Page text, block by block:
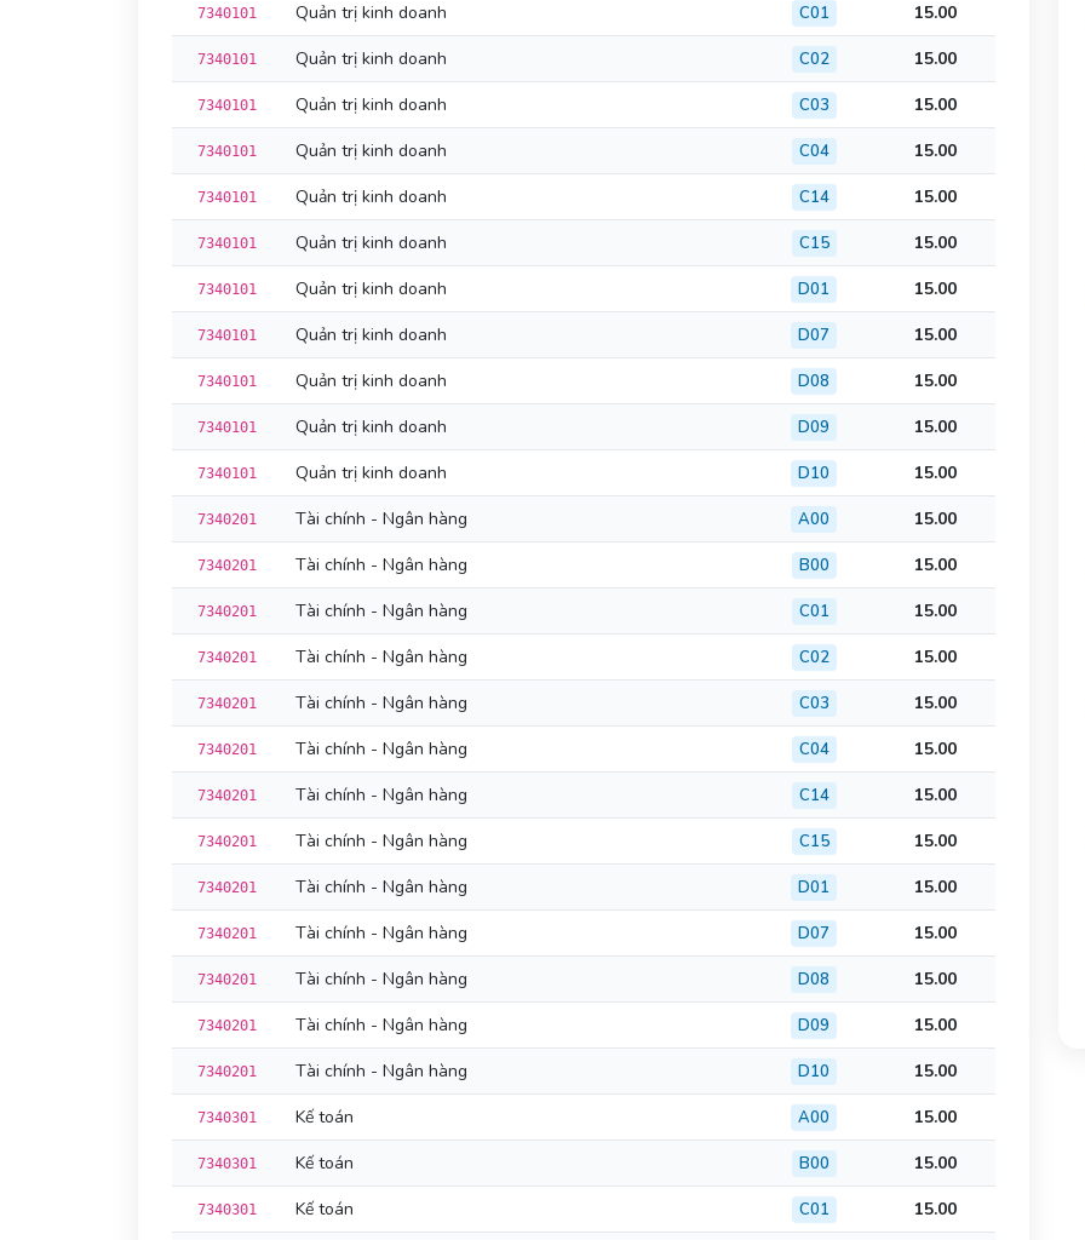
7340101 Quản trị kinh doanh C01 15.00
7340101 Quản trị kinh doanh C02 15.00
7340101 Quản trị kinh doanh C03 15.00
7340101 Quản trị kinh doanh C04 15.00
7340101 Quản trị kinh doanh C14 15.00
7340101 Quản trị kinh doanh C15 15.00
7340101 Quản trị kinh doanh D01 15.00
7340101 Quản trị kinh doanh D07 15.00
7340101 Quản trị kinh doanh D08 15.00
7340101 Quản trị kinh doanh D09 15.00
7340101 Quản trị kinh doanh D10 15.00
7340201 Tài chính - Ngân hàng A00 15.00
7340201 Tài chính - Ngân hàng B00 15.00
7340201 Tài chính - Ngân hàng C01 15.00
7340201 Tài chính - Ngân hàng C02 15.00
7340201 Tài chính - Ngân hàng C03 15.00
7340201 Tài chính - Ngân hàng C04 15.00
7340201 Tài chính - Ngân hàng C14 15.00
7340201 Tài chính - Ngân hàng C15 15.00
7340201 Tài chính - Ngân hàng D01 15.00
7340201 Tài chính - Ngân hàng D07 15.00
7340201 Tài chính - Ngân hàng D08 15.00
7340201 Tài chính - Ngân hàng D09 15.00
7340201 Tài chính - Ngân hàng D10 15.00
7340301 Kế toán A00 15.00
7340301 Kế toán B00 15.00
7340301 Kế toán C01 15.00